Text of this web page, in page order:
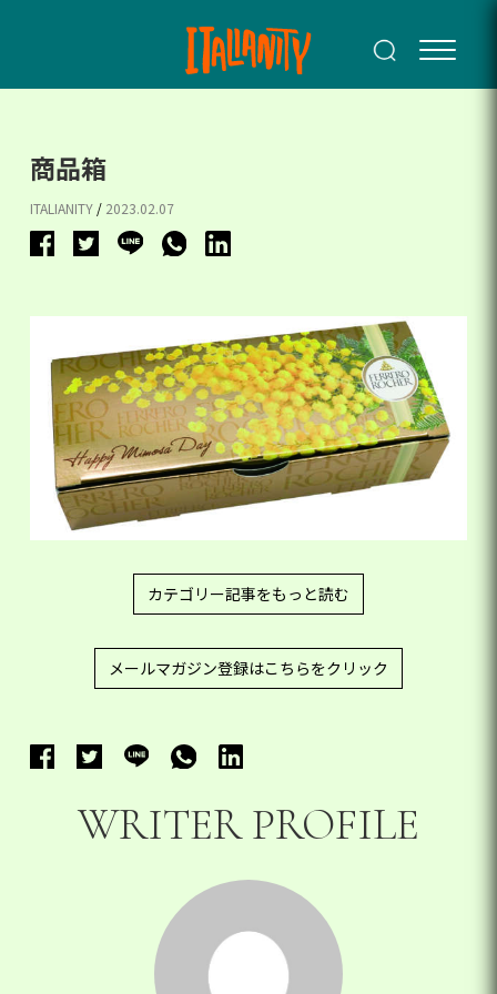
商品箱
ITALIANITY / 2023.02.07
カテゴリー記事をもっと読む
メールマガジン登録はこちらをクリック
WRITER PROFILE